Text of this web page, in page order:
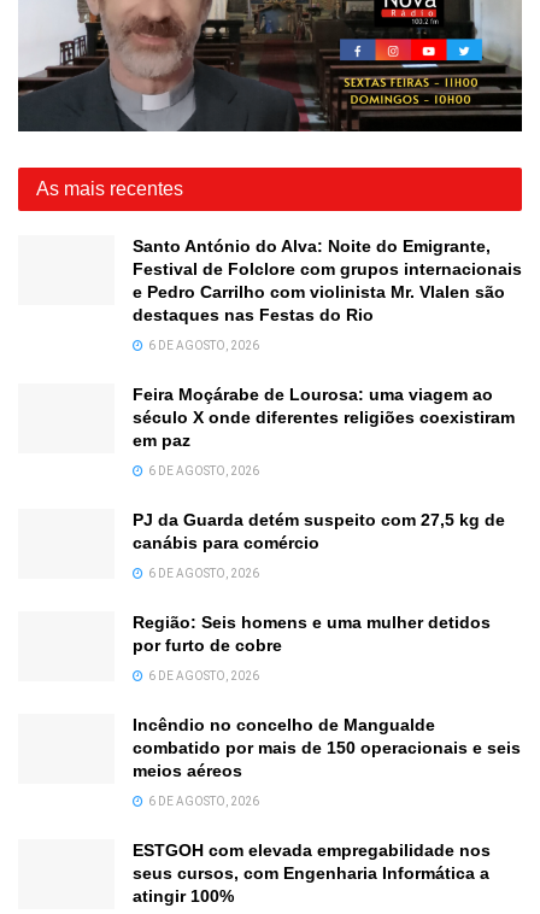
As mais recentes
Santo António do Alva: Noite do Emigrante,
Festival de Folclore com grupos internacionais
e Pedro Carrilho com violinista Mr. Vlalen são
destaques nas Festas do Rio
6 DE AGOSTO, 2026
Feira Moçárabe de Lourosa: uma viagem ao
século X onde diferentes religiões coexistiram
em paz
6 DE AGOSTO, 2026
PJ da Guarda detém suspeito com 27,5 kg de
canábis para comércio
6 DE AGOSTO, 2026
Região: Seis homens e uma mulher detidos
por furto de cobre
6 DE AGOSTO, 2026
Incêndio no concelho de Mangualde
combatido por mais de 150 operacionais e seis
meios aéreos
6 DE AGOSTO, 2026
ESTGOH com elevada empregabilidade nos
seus cursos, com Engenharia Informática a
atingir 100%